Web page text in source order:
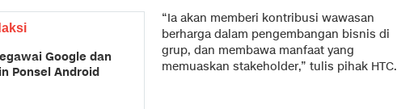
Google dan
Ponsel Android
“Ia akan memberi kontribusi wawasan
berharga dalam pengembangan bisnis di
grup, dan membawa manfaat yang
memuaskan stakeholder,” tulis pihak HTC.